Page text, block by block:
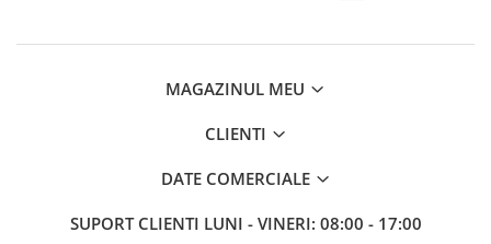
MAGAZINUL MEU
CLIENTI
DATE COMERCIALE
SUPORT CLIENTI LUNI - VINERI: 08:00 - 17:00